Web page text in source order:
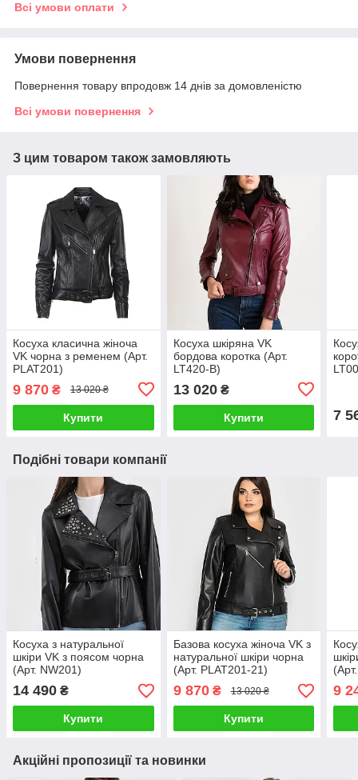
Всі умови оплати
Умови повернення
Повернення товару впродовж 14 днів за домовленістю
Всі умови повернення
З цим товаром також замовляють
Косуха класична жіноча
VK чорна з ременем (Арт.
PLAT201)
9 870 ₴ 13 020 ₴
Купити
Косуха шкіряна VK
бордова коротка (Арт.
LT420-B)
13 020₴
Купити 7
Подібні товари компанії
Косуха з натуральної
шкіри VK з поясом чорна
(Арт. NW201)
14 490 ₴
Купити
Базова косуха жіноча VK з
натуральної шкіри чорна
(Арт. PLAT201-21)
9 870₴ 13 020 ₴
Купити
9
Акційні пропозиції та новинки